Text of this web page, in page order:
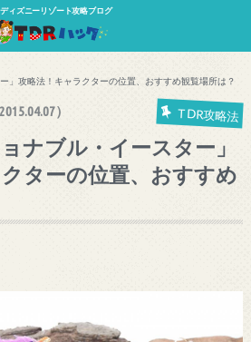
ィズニーリゾート攻略ブログ
」攻略法！キャラクターの位置、おすすめ観覧場所は？
2015.04.07） TDR攻略法
ナブル・イースター」
ターの位置、おすすめ